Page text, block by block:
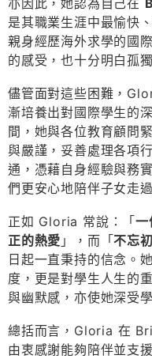
升學資訊
增值服務
預約諮
亦因此，她認為自己在
是其職業生涯中最愉快
親身經歷海外求學的國
的感受，也十分明白孤
儘管面對這些困難，
漸培養出對國際學生的
間，她與各位教育顧問
與嚴謹，妥善處理各項
通，憑藉自身經驗與務
們更安心地陪伴子女走
正如 Gloria 常說：「一
正的熱愛 」，而「不忘
日起一直秉持的信念。
度，更是對學生人生的
與幽默感，亦使她深受
總括而言，Gloria 在
由衷感謝能夠陪伴並支